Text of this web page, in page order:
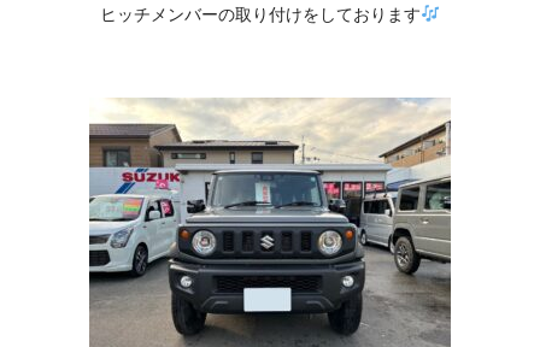
ヒッチメンバーの取り付けをしております